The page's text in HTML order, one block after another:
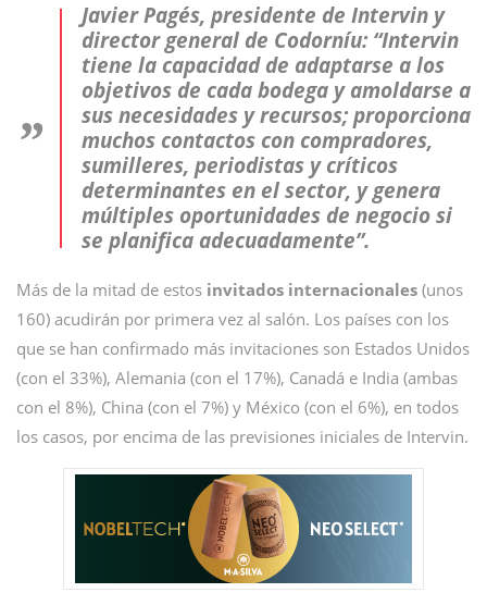
Javier Pagés, presidente de Intervin y
director general de Codorníu: “Intervin
tiene la capacidad de adaptarse a los
objetivos de cada bodega y amoldarse a
sus necesidades y recursos; proporciona
muchos contactos con compradores,
sumilleres, periodistas y críticos
determinantes en el sector, y genera
múltiples oportunidades de negocio si
se planifica adecuadamente”.
Más de la mitad de estos invitados internacionales (unos
160) acudirán por primera vez al salón. Los países con los
que se han confirmado más invitaciones son Estados Unidos
(con el 33%), Alemania (con el 17%), Canadá e India (ambas
con el 8%), China (con el 7%) y México (con el 6%), en todos
los casos, por encima de las previsiones iniciales de Intervin.